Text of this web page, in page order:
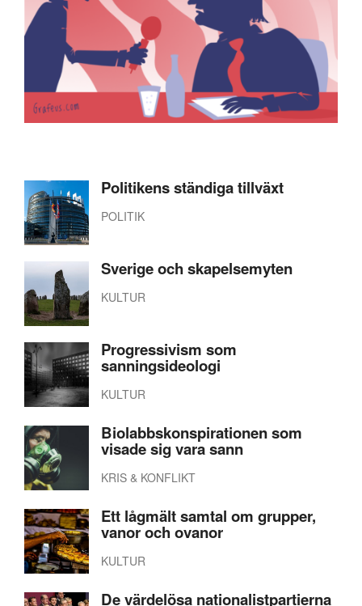
Politikens ständiga tillväxt
POLITIK
Sverige och skapelsemyten
KULTUR
Progressivism som
sanningsideologi
KULTUR
Biolabbskonspirationen som
visade sig vara sann
KRIS & KONFLIKT
Ett lågmält samtal om grupper,
vanor och ovanor
KULTUR
De värdelösa nationalistpartierna